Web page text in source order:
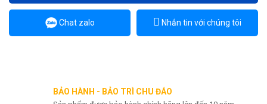
Chat zalo Nhắn tin với chúng tôi
BẢO HÀNH - BẢO TRÌ CHU ĐÁO